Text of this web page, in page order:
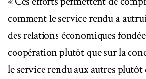
comment le service rendu à
des relations économiques
coopération plutôt que sur la
le service rendu aux autres plutôt